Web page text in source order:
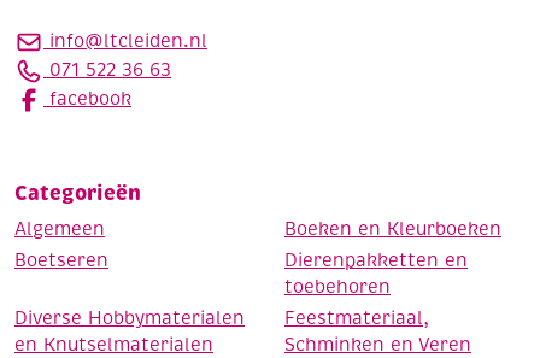
info@ltcleiden.nl
071 522 36 63
facebook
Categorieën
Algemeen
Boeken en Kleurboeken
Boetseren
Dierenpakketten en
toebehoren
Diverse Hobbymaterialen
en Knutselmaterialen
Feestmateriaal,
Schminken en Veren